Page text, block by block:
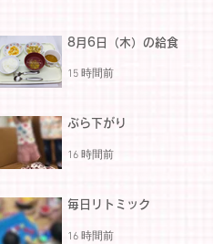
8月6日（木）の給食
15 時間前
ぶら下がり
16 時間前
毎日リトミック
16 時間前